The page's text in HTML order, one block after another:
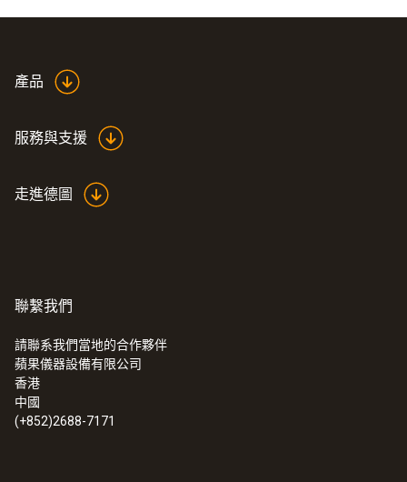
產品
服務與支援
走進德圖
聯繫我們
請聯系我們當地的合作夥伴
蘋果儀器設備有限公司
香港
中國
(+852)2688-7171